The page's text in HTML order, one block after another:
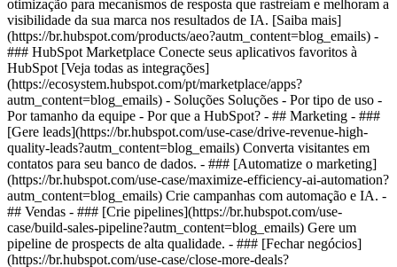
otimização para mecanismos de resposta que rastreiam e melhoram a
visibilidade da sua marca nos resultados de IA. [Saiba mais]
(https://br.hubspot.com/products/aeo?autm_content=blog_emails) -
### HubSpot Marketplace Conecte seus aplicativos favoritos à
HubSpot [Veja todas as integrações]
(https://ecosystem.hubspot.com/pt/marketplace/apps?
autm_content=blog_emails) - Soluções Soluções - Por tipo de uso -
Por tamanho da equipe - Por que a HubSpot? - ## Marketing - ###
[Gere leads](https://br.hubspot.com/use-case/drive-revenue-high-
quality-leads?autm_content=blog_emails) Converta visitantes em
contatos para seu banco de dados. - ### [Automatize o marketing]
(https://br.hubspot.com/use-case/maximize-efficiency-ai-automation?
autm_content=blog_emails) Crie campanhas com automação e IA. -
## Vendas - ### [Crie pipelines](https://br.hubspot.com/use-
case/build-sales-pipeline?autm_content=blog_emails) Gere um
pipeline de prospects de alta qualidade. - ### [Fechar negócios]
(https://br.hubspot.com/use-case/close-more-deals?